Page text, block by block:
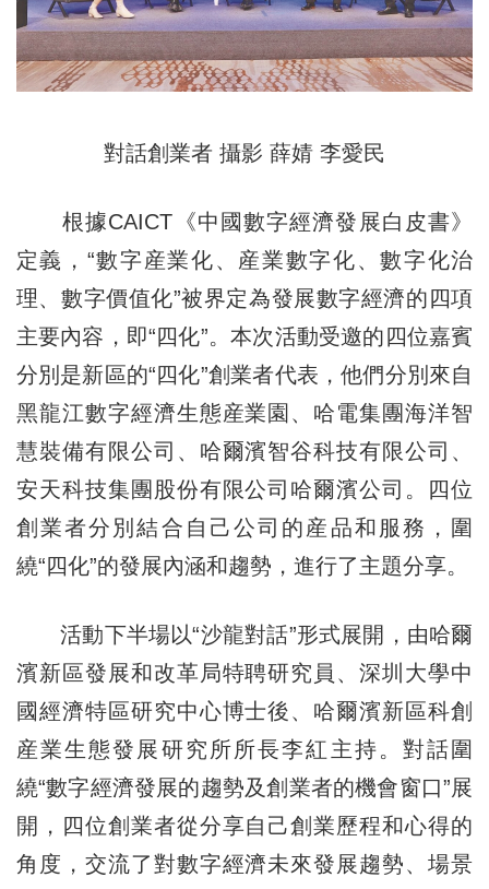
對話創業者 攝影 薛婧 李愛民
根據CAICT《中國數字經濟發展白皮書》
定義，“數字産業化、産業數字化、數字化治
理、數字價值化”被界定為發展數字經濟的四項
主要內容，即“四化”。本次活動受邀的四位嘉賓
分別是新區的“四化”創業者代表，他們分別來自
黑龍江數字經濟生態産業園、哈電集團海洋智
慧裝備有限公司、哈爾濱智谷科技有限公司、
安天科技集團股份有限公司哈爾濱公司。四位
創業者分別結合自己公司的産品和服務，圍
繞“四化”的發展內涵和趨勢，進行了主題分享。
活動下半場以“沙龍對話”形式展開，由哈爾
濱新區發展和改革局特聘研究員、深圳大學中
國經濟特區研究中心博士後、哈爾濱新區科創
産業生態發展研究所所長李紅主持。對話圍
繞“數字經濟發展的趨勢及創業者的機會窗口”展
開，四位創業者從分享自己創業歷程和心得的
角度，交流了對數字經濟未來發展趨勢、場景